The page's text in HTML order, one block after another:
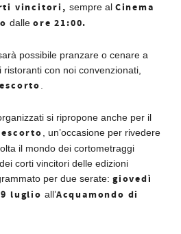
vincitori, sempre al Cinema
dalleore 21:00.
possibile pranzare o cenare a
con noi convenzionati,
.
si ripropone anche per il
, un’occasione per rivedere
il mondo dei cortometraggi
corti vincitori delle edizioni
per due serate: giovedì
luglio all’Acquamondo di